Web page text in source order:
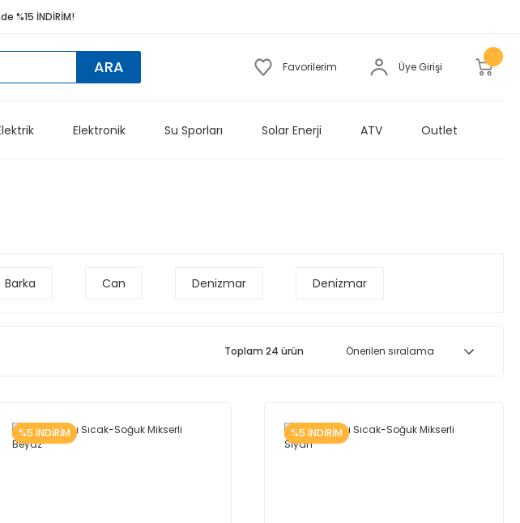
%15 İNDİRİM!
ARA Favorilerim Üye Girişi
Elektronik Su Sporları Solar Enerji ATV Outlet
Barka Can Denizmar Denizmar
Toplam 24 ürün
%5 İNDİRİM %5 İNDİRİM